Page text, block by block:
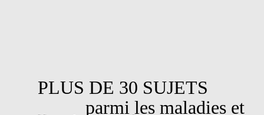
PLUS DE 30 SUJETS
parmi les maladies et